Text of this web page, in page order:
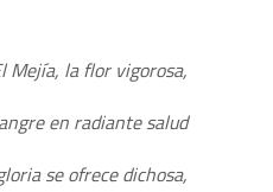
Mejía, la flor vigorosa,
en radiante salud
se ofrece dichosa,